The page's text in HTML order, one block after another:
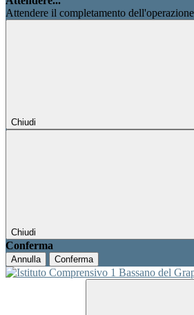
Attendere il completamento
Chiudi
Chiudi
Conferma
Annulla Conferma